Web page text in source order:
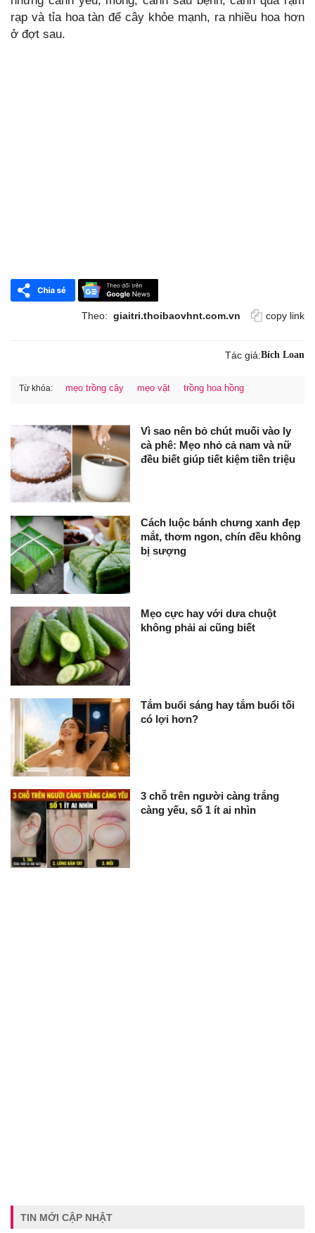
rạp và tỉa hoa tàn để cây khỏe mạnh, ra nhiều hoa hơn
ở đợt sau.
Theo: giaitri.thoibaovhnt.com.vn copy link
Tác giả:Bích Loan
Từ khóa: mẹo trồng cây mẹo vặt trồng hoa hồng
Vì sao nên bỏ chút muối vào ly
cà phê: Mẹo nhỏ cả nam và nữ
đều biết giúp tiết kiệm tiền triệu
Cách luộc bánh chưng xanh đẹp
mắt, thơm ngon, chín đều không
bị sượng
Mẹo cực hay với dưa chuột
không phải ai cũng biết
Tắm buổi sáng hay tắm buổi tối
có lợi hơn?
3 chỗ trên người càng trắng
càng yếu, số 1 ít ai nhìn
TIN MỚI CẬP NHẬT